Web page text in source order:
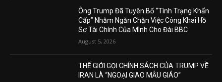
Ông Trump Đã Tuyên Bố “Tình Trạng Khẩn
Cấp” Nhằm Ngăn Chặn Việc Công Khai Hồ
Sơ Tài Chính Của Mình Cho Đài BBC
August 5, 2026
THẾ GIỚI GỌI CHÍNH SÁCH CỦA TRUMP VỀ
IRAN LÀ “NGOẠI GIAO MẪU GIÁO”